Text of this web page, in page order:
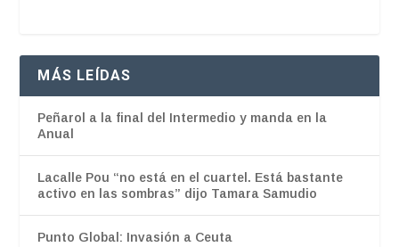
MÁS LEÍDAS
Peñarol a la final del Intermedio y manda en la
Anual
Lacalle Pou “no está en el cuartel. Está bastante
activo en las sombras” dijo Tamara Samudio
Punto Global: Invasión a Ceuta